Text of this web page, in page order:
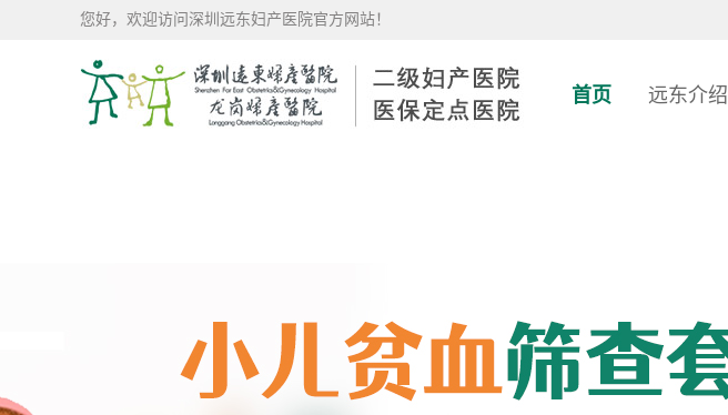
您好，欢迎访问深圳远东妇产医院官方网站！
首页 远东介绍